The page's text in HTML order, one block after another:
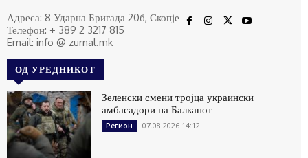
Адреса: 8 Ударна Бригада 20б, Скопје
Телефон: + 389 2 3217 815
Email: info @ zurnal.mk
ОД УРЕДНИКОТ
Зеленски смени тројца украински
амбасадори на Балканот
Регион 07.08.2026 14:12